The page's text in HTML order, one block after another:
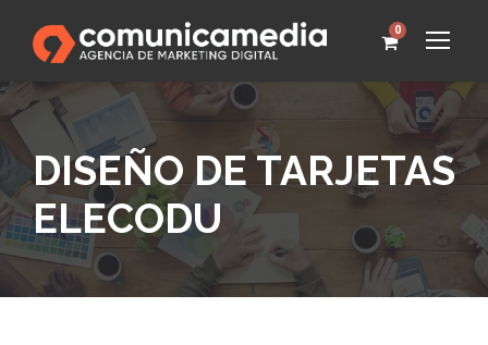
0
DISEÑO DE TARJETAS
ELECODU